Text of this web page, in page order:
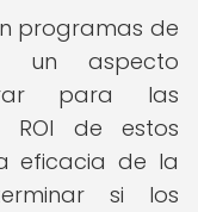
programas de
un aspecto
para las
ROI de estos
eficacia de la
si los